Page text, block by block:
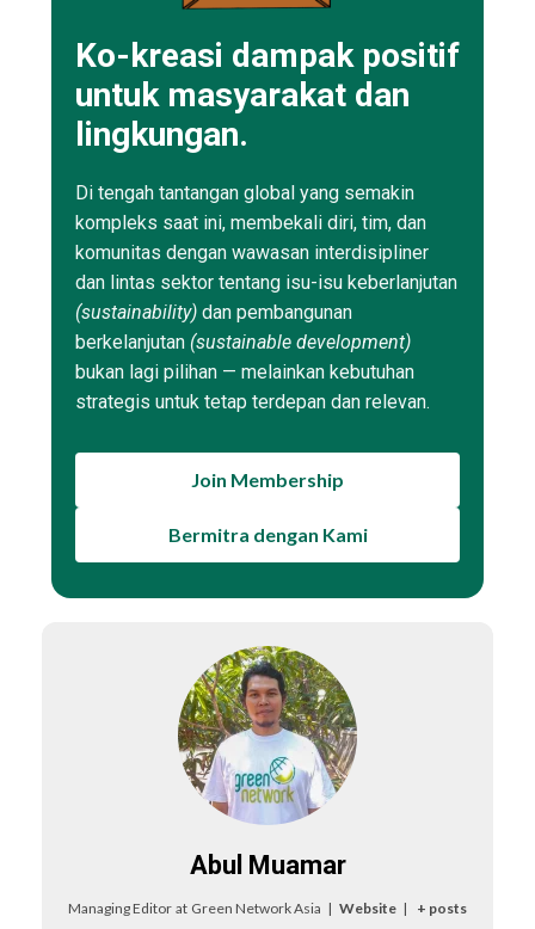
Ko-kreasi dampak positif
untuk masyarakat dan
lingkungan.
Di tengah tantangan global yang semakin
kompleks saat ini, membekali diri, tim, dan
komunitas dengan wawasan interdisipliner
dan lintas sektor tentang isu-isu keberlanjutan
(sustainability) dan pembangunan
berkelanjutan (sustainable development)
bukan lagi pilihan — melainkan kebutuhan
strategis untuk tetap terdepan dan relevan.
Join Membership
Bermitra dengan Kami
Abul Muamar
Managing Editor at Green Network Asia | Website | + posts